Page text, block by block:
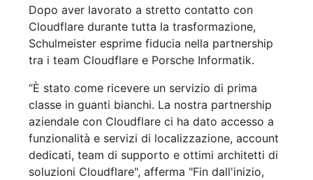
Dopo aver lavorato a stretto contatto con
Cloudflare durante tutta la trasformazione,
Schulmeister esprime fiducia nella partnership
tra i team Cloudflare e Porsche Informatik.
“È stato come ricevere un servizio di prima
classe in guanti bianchi. La nostra partnership
aziendale con Cloudflare ci ha dato accesso a
funzionalità e servizi di localizzazione, account
dedicati, team di supporto e ottimi architetti di
soluzioni Cloudflare", afferma "Fin dall'inizio,